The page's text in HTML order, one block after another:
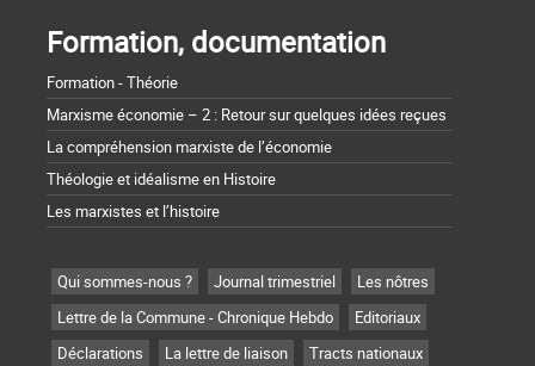
Formation, documentation
Formation - Théorie
Marxisme économie – 2 : Retour sur quelques idées reçues
La compréhension marxiste de l’économie
Théologie et idéalisme en Histoire
Les marxistes et l’histoire
Qui sommes-nous ? Journal trimestriel
Les nôtres
Lettre de la Commune - Chronique Hebdo
Editoriaux
Déclarations
La lettre de liaison
Tracts nationaux